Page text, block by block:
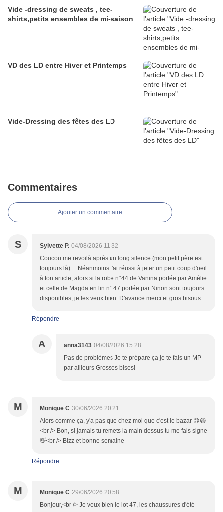
Vide -dressing de sweats , tee-
shirts,petits ensembles de mi-saison
VD des LD entre Hiver et Printemps
Vide-Dressing des fêtes des LD
Commentaires
Ajouter un commentaire
S Sylvette P. 04/08/2026 11:32
Coucou me revoilà après un long silence (mon petit père est
toujours là).... Néanmoins j'ai réussi à jeter un petit coup d'oeil
à ton article, alors si la robe n°44 de Vanina portée par Amélie
et celle de Magda en lin n° 47 portée par Ninon sont toujours
disponibles, je les veux bien. D'avance merci et gros bisous
Répondre
A anna3143 04/08/2026 15:28
Pas de problèmes Je te prépare ça je te fais un MP
par ailleurs Grosses bises!
M Monique C 30/06/2026 20:21
Alors comme ça, y'a pas que chez moi que c'est le bazar 😉😀
<br /> Bon, si jamais tu remets la main dessus tu me fais signe
👋<br /> Bizz et bonne semaine
Répondre
M Monique C 29/06/2026 20:58
Bonjour,<br /> Je veux bien le lot 47, les chaussures d'été